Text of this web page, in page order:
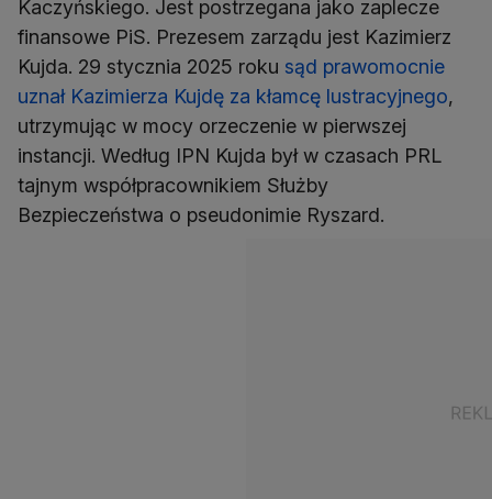
Kaczyńskiego. Jest postrzegana jako zaplecze
finansowe PiS. Prezesem zarządu jest Kazimierz
Kujda. 29 stycznia 2025 roku sąd prawomocnie
uznał Kazimierza Kujdę za kłamcę lustracyjnego,
utrzymując w mocy orzeczenie w pierwszej
instancji. Według IPN Kujda był w czasach PRL
tajnym współpracownikiem Służby
Bezpieczeństwa o pseudonimie Ryszard.